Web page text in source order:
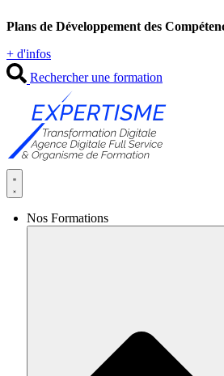
au
Plans de Développement des
+ d'infos
Rechercher une formation
Nos Formations